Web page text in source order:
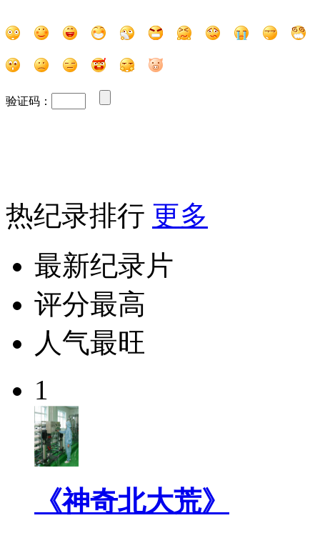
验证码：
热纪录排行 更多
最新纪录片
评分最高
人气最旺
1
《神奇北大荒》